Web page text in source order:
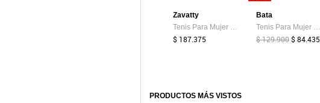
Zavatty
$ 187.375
Bata
$ 129.900$ 84.435
PRODUCTOS MÁS VISTOS